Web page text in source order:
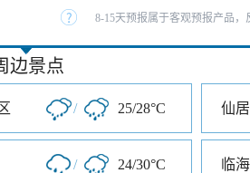
8-15天预报属于客观预报产品
边景点
/ 25/28°C 仙
/ 24/30°C 临